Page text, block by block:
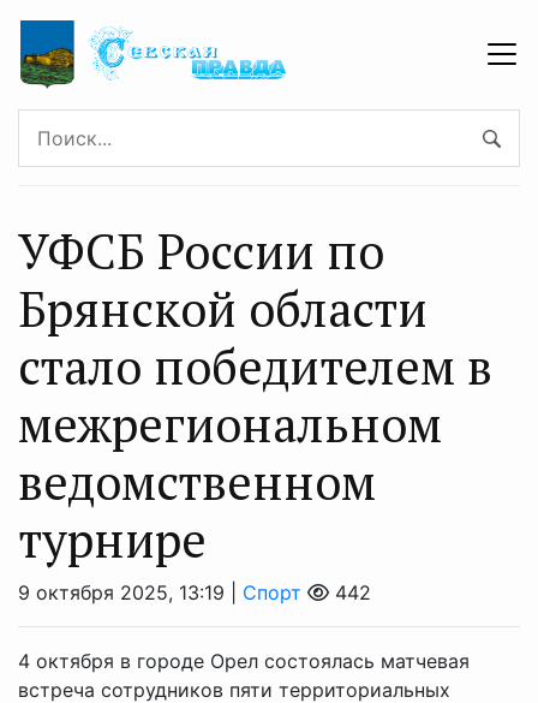
УФСБ России по
Брянской области
стало победителем в
межрегиональном
ведомственном
турнире
9 октября 2025, 13:19 | Спорт 442
4 октября в городе Орел состоялась матчевая
встреча сотрудников пяти территориальных